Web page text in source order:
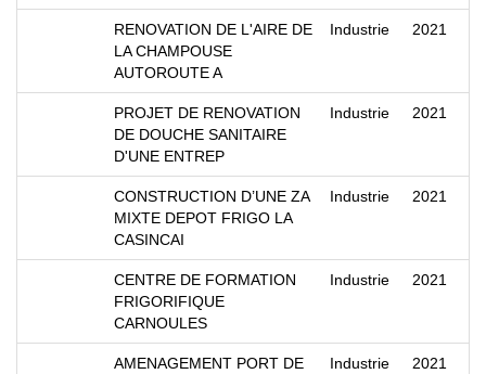
RENOVATION DE L'AIRE DE
LA CHAMPOUSE
AUTOROUTE A
Industrie 2021
PROJET DE RENOVATION
DE DOUCHE SANITAIRE
D'UNE ENTREP
Industrie 2021
CONSTRUCTION D’UNE ZA
MIXTE DEPOT FRIGO LA
CASINCAI
Industrie 2021
CENTRE DE FORMATION
FRIGORIFIQUE
CARNOULES
Industrie 2021
AMENAGEMENT PORT DE
Industrie 2021